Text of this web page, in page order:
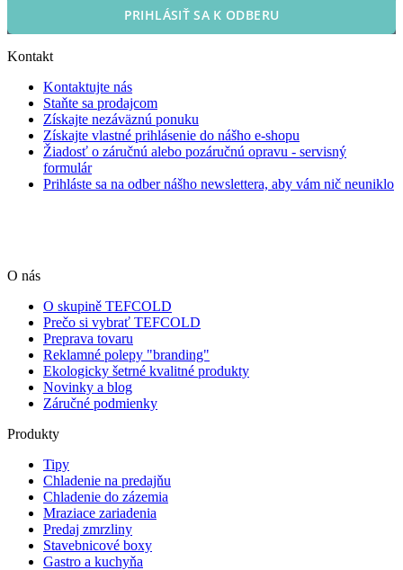
PRIHLÁSIŤ SA K ODBERU
Kontakt
Kontaktujte nás
Staňte sa prodajcom
Získajte nezáväznú ponuku
Získajte vlastné prihlásenie do nášho e-shopu
Žiadosť o záručnú alebo pozáručnú opravu - servisný
formulár
Prihláste sa na odber nášho newslettera, aby vám nič neuniklo
O nás
O skupině TEFCOLD
Prečo si vybrať TEFCOLD
Preprava tovaru
Reklamné polepy "branding"
Ekologicky šetrné kvalitné produkty
Novinky a blog
Záručné podmienky
Produkty
Tipy
Chladenie na predajňu
Chladenie do zázemia
Mraziace zariadenia
Predaj zmrzliny
Stavebnicové boxy
Gastro a kuchyňa